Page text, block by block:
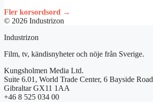
Fler korsordsord →
© 2026 Industrizon
Industrizon
Film, tv, kändisnyheter och nöje från Sverige.
Kungsholmen Media Ltd.
Suite 6.01, World Trade Center, 6 Bayside Road
Gibraltar GX11 1AA
+46 8 525 034 00